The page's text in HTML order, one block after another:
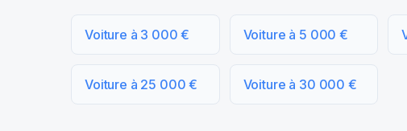
Voiture à 3 000 € Voiture à 5 000 €
Voiture à 25 000 € Voiture à 30 000 €